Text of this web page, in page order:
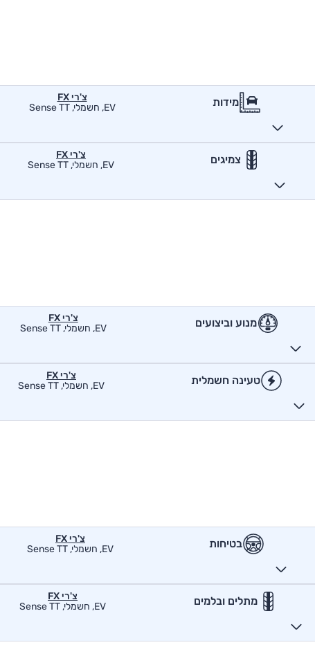
מידות
צ'רי FX
EV, חשמלי, Sense TT
צמיגים
צ'רי FX
EV, חשמלי, Sense TT
מנוע וביצועים
צ'רי FX
EV, חשמלי, Sense TT
טעינה חשמלית
צ'רי FX
EV, חשמלי, Sense TT
בטיחות
צ'רי FX
EV, חשמלי, Sense TT
מתלים ובלמים
צ'רי FX
EV, חשמלי, Sense TT